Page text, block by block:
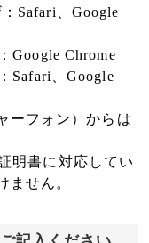
、Google
Chrome
、Google
ーフォン）からは
明書に対応してい
ません。